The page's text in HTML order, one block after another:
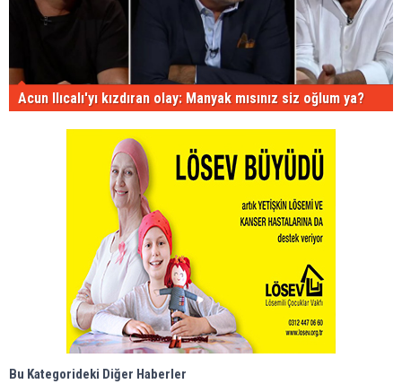
Acun Ilıcalı'yı kızdıran olay: Manyak mısınız siz oğlum ya?
Bu Kategorideki Diğer Haberler